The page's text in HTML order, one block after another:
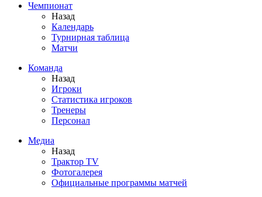
Чемпионат
Назад
Календарь
Турнирная таблица
Матчи
Команда
Назад
Игроки
Статистика игроков
Тренеры
Персонал
Медиа
Назад
Трактор TV
Фотогалерея
Официальные программы матчей